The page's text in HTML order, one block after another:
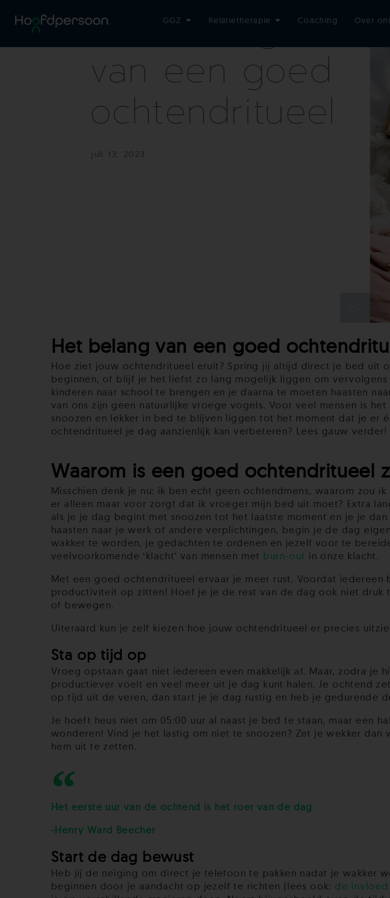
GGZ Relatietherapie Coaching Over
Het belang
van een goed
ochtendritueel
juli 13, 2023
Het belang van een goed
Hoe ziet jouw ochtendritueel eruit? Spring jij altijd direct je bed uit
beginnen, of blijf je het liefst zo lang mogelijk liggen om
kinderen naar school te brengen en je daarna te moeten haasten
van ons zijn geen natuurlijke vroege vogels. Voor veel mensen is
snoozen en lekker in bed te blijven liggen tot het moment dat je er
ochtendritueel je dag aanzienlijk kan verbeteren? Lees gauw verder!
Waarom is een goed ochtendritueel
Misschien denk je nu: ik ben echt geen ochtendmens, waarom zou
er alleen maar voor zorgt dat ik vroeger mijn bed uit moet? Extra
als je je dag begint met snoozen tot het laatste moment en je je
haasten naar je werk of andere verplichtingen, begin je de dag
wakker te worden, je gedachten te ordenen en jezelf voor te
veelvoorkomende ‘klacht’ van mensen met burn-out in onze klacht.
Met een goed ochtendritueel ervaar je meer rust. Voordat iedereen
productiviteit op zitten! Hoef je je de rest van de dag ook niet druk
of bewegen.
Uiteraard kun je zelf kiezen hoe jouw ochtendritueel er precies
Sta op tijd op
Vroeg opstaan gaat niet iedereen even makkelijk af. Maar, zodra je
productiever voelt en veel meer uit je dag kunt halen. Je ochtend
op tijd uit de veren, dan start je je dag rustig en heb je gedurende
Je hoeft heus niet om 05:00 uur al naast je bed te staan, maar een
wonderen! Vind je het lastig om niet te snoozen? Zet je wekker
hem uit te zetten.
Het eerste uur van de ochtend is het roer van de dag
-Henry Ward Beecher
Start de dag bewust
Heb jij de neiging om direct je telefoon te pakken nadat je wakker
beginnen door je aandacht op jezelf te richten (lees ook: de